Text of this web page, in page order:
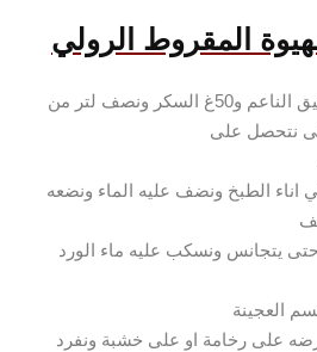
المقروط الرولي
نضع الدقيق الخشن مع الدقيق الناعم و50غ السكر ونصف لتر من
نتحصل على
الطبخ ونضف عليه الماء ونضعه
حتى يتجانس ونسكب عليه ماء الورد
العجينة
على رخامة او على خشبة ونفرد